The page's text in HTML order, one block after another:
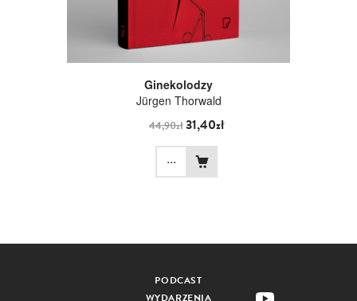
Ginekolodzy
Jürgen Thorwald
44,90zł31,40zł
...
PODCAST
WYDARZENIA